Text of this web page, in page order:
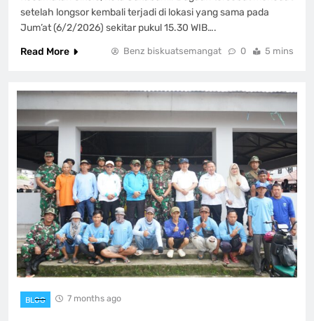
setelah longsor kembali terjadi di lokasi yang sama pada
Jum’at (6/2/2026) sekitar pukul 15.30 WIB….
Read More
Benz biskuatsemangat 0 5 mins
BLOG 7 months ago